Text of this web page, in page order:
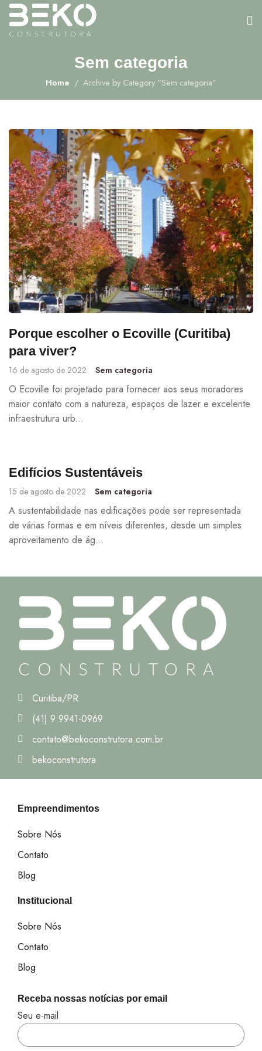
Sem categoria
Home Archive by Category "Sem categoria"
Porque escolher o Ecoville (Curitiba)
para viver?
16 de agosto de 2022 Sem categoria
O Ecoville foi projetado para fornecer aos seus moradores
maior contato com a natureza, espaços de lazer e excelente
infraestrutura urb...
Edifícios Sustentáveis
15 de agosto de 2022 Sem categoria
A sustentabilidade nas edificações pode ser representada
de várias formas e em níveis diferentes, desde um simples
aproveitamento de ág...
Curitiba/PR
(41) 9 9941-0969
contato@bekoconstrutora.com.br
bekoconstrutora
Empreendimentos
Sobre Nós
Contato
Blog
Institucional
Sobre Nós
Contato
Blog
Receba nossas notícias por email
Seu e-mail